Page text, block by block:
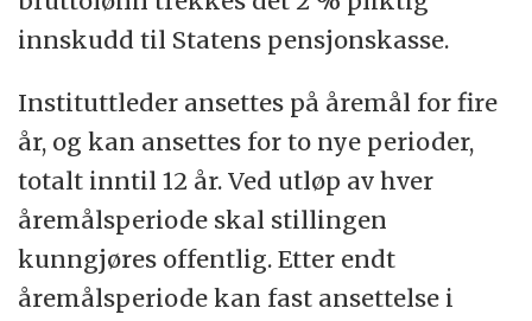
innskudd til Statens pensjonskasse.
Instituttleder ansettes på åremål for fire
år, og kan ansettes for to nye perioder,
totalt inntil 12 år. Ved utløp av hver
åremålsperiode skal stillingen
kunngjøres offentlig. Etter endt
åremålsperiode kan fast ansettelse i